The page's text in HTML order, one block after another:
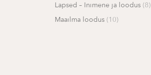
Lapsed – Inimene ja loodus (8)
Maailma loodus (10)